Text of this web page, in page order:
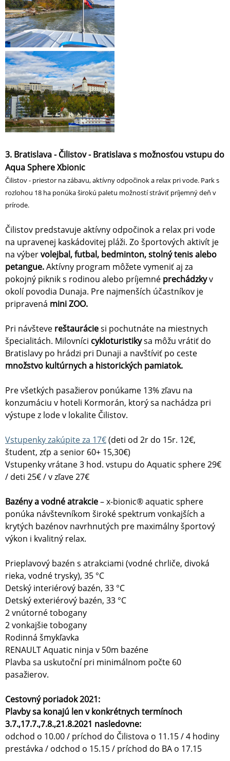
3. Bratislava - Čilistov - Bratislava s možnosťou vstupu do
Aqua Sphere Xbionic
Čilistov - priestor na zábavu, aktívny odpočinok a relax pri vode. Park s
rozlohou 18 ha ponúka širokú paletu možností stráviť príjemný deň v
prírode.
Čilistov predstavuje aktívny odpočinok a relax pri vode
na upravenej kaskádovitej pláži. Zo športových aktivít je
na výbervolejbal, futbal, bedminton, stolný tenis alebo
petangue.Aktívny program môžete vymeniť aj za
pokojný piknik s rodinou alebo príjemné prechádzkyv
okolí povodia Dunaja. Pre najmenších účastníkov je
pripravená mini ZOO.
Pri návšteve reštauráciesi pochutnáte na miestnych
špecialitách. Milovníci cykloturistikysa môžu vrátiť do
Bratislavy po hrádzi pri Dunaji a navštíviť po ceste
množstvo kultúrnych a historických pamiatok.
Pre všetkých pasažierov ponúkame 13% zľavu na
konzumáciu v hoteli Kormorán, ktorý sa nachádza pri
výstupe z lode v lokalite Čilistov.
Vstupenky zakúpite za 17€(deti od 2r do 15r. 12€,
študent, zťp a senior 60+ 15,30€)
Vstupenky vrátane 3 hod. vstupu do Aquatic sphere 29€
/ deti 25€ / v zľave 27€
Bazény a vodné atrakcie– x-bionic® aquatic sphere
ponúka návštevníkom široké spektrum vonkajších a
krytých bazénov navrhnutých pre maximálny športový
výkon i kvalitný relax.
Prieplavový bazén s atrakciami (vodné chrliče, divoká
rieka, vodné trysky), 35 °C
Detský interiérový bazén, 33 °C
Detský exteriérový bazén, 33 °C
2 vnútorné tobogany
2 vonkajšie tobogany
Rodinná šmykľavka
RENAULT Aquatic ninja v 50m bazéne
Plavba sa uskutoční pri minimálnom počte 60
pasažierov.
Cestovný poriadok 2021:
Plavby sa konajú len v konkrétnych termínoch
3.7.,17.7.,7.8.,21.8.2021 nasledovne:
odchod o 10.00 / príchod do Čilistova o 11.15 / 4 hodiny
prestávka / odchod o 15.15 / príchod do BA o 17.15